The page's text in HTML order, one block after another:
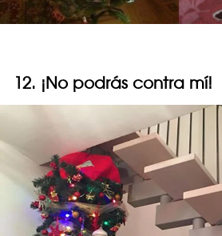
12. ¡No podrás contra mí!